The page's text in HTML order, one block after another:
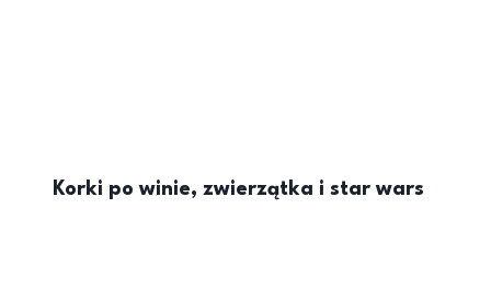
Korki po winie, zwierzątka i star wars